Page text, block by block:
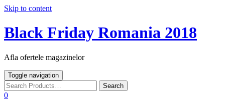
Skip to content
Black Friday Romania 2018
Afla ofertele magazinelor
Toggle navigation
0